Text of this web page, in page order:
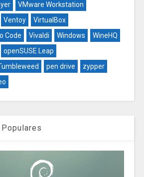
VMware Workstation
Ventoy
VirtualBox
Code
Vivaldi Windows
WineHQ
openSUSE Leap
pen drive
zypper